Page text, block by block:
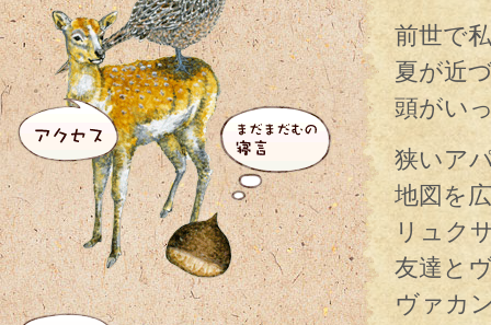
前世で
夏が近
頭がい
狭いア
地図を
リュク
友達と
ヴァカ